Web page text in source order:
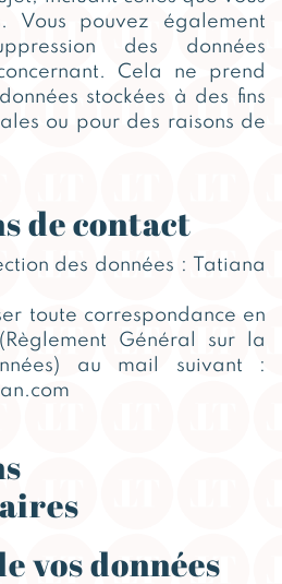
Vous pouvez également
des données
Cela ne prend
stockées à des fins
ou pour des raisons de
de contact
des données : Tatiana
toute correspondance en
Général sur la
au mail suivant :
vos données